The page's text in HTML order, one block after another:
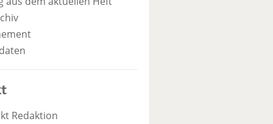
Redaktion